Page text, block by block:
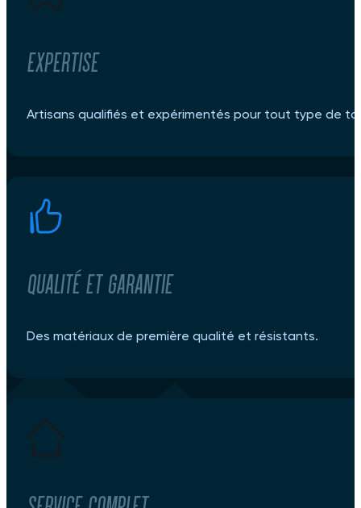
Expertise
Artisans qualifiés et expérimentés pour tout type de
Qualité et garantie
Des matériaux de première qualité et résistants.